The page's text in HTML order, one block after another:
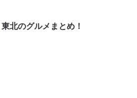
東北のグルメまとめ！